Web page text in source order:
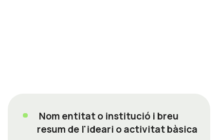
Nom entitat o institució i breu
resum de l'ideari o activitat bàsica